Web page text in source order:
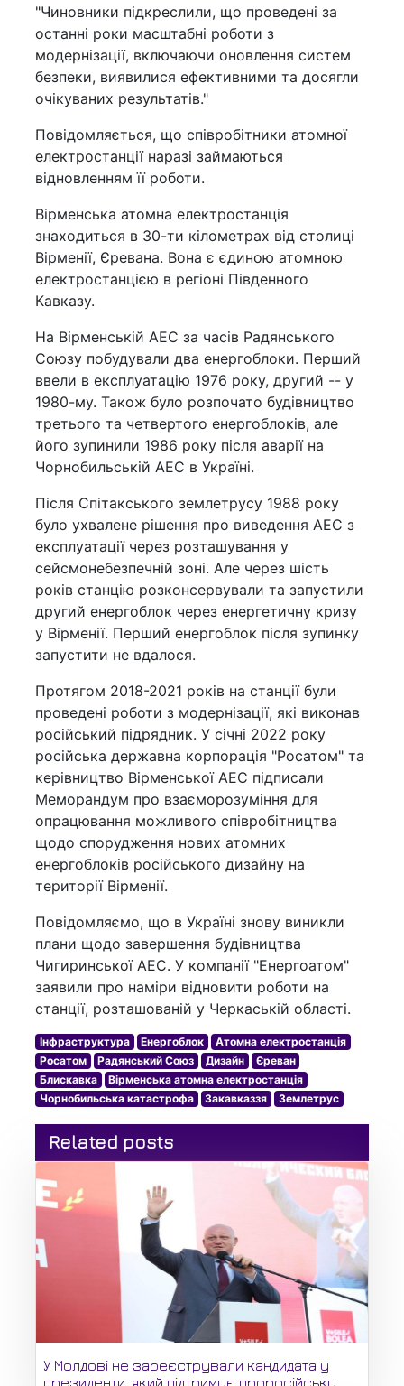
"Чиновники підкреслили, що проведені за
останні роки масштабні роботи з
модернізації, включаючи оновлення систем
безпеки, виявилися ефективними та досягли
очікуваних результатів."
Повідомляється, що співробітники атомної
електростанції наразі займаються
відновленням її роботи.
Вірменська атомна електростанція
знаходиться в 30-ти кілометрах від столиці
Вірменії, Єревана. Вона є єдиною атомною
електростанцією в регіоні Південного
Кавказу.
На Вірменській АЕС за часів Радянського
Союзу побудували два енергоблоки. Перший
ввели в експлуатацію 1976 року, другий -- у
1980-му. Також було розпочато будівництво
третього та четвертого енергоблоків, але
його зупинили 1986 року після аварії на
Чорнобильській АЕС в Україні.
Після Спітакського землетрусу 1988 року
було ухвалене рішення про виведення АЕС з
експлуатації через розташування у
сейсмонебезпечній зоні. Але через шість
років станцію розконсервували та запустили
другий енергоблок через енергетичну кризу
у Вірменії. Перший енергоблок після зупинку
запустити не вдалося.
Протягом 2018-2021 років на станції були
проведені роботи з модернізації, які виконав
російський підрядник. У січні 2022 року
російська державна корпорація "Росатом" та
керівництво Вірменської АЕС підписали
Меморандум про взаєморозуміння для
опрацювання можливого співробітництва
щодо спорудження нових атомних
енергоблоків російського дизайну на
території Вірменії.
Повідомляємо, що в Україні знову виникли
плани щодо завершення будівництва
Чигиринської АЕС. У компанії "Енергоатом"
заявили про наміри відновити роботи на
станції, розташованій у Черкаській області.
Інфраструктура Енергоблок
Атомна електростанція
Росатом
Радянський Союз Дизайн
Єреван
Блискавка
Вірменська атомна електростанція
Чорнобильська катастрофа
Закавказзя Землетрус
Related posts
У Молдові не зареєстрували кандидата у
президенти, який підтримує проросійську